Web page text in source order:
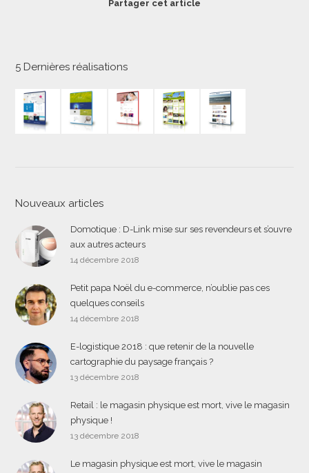
Partager cet article
5 Dernières réalisations
Nouveaux articles
Domotique : D-Link mise sur ses revendeurs et s’ouvre
aux autres acteurs
14 décembre 2018
Petit papa Noël du e-commerce, n’oublie pas ces
quelques conseils
14 décembre 2018
E-logistique 2018 : que retenir de la nouvelle
cartographie du paysage français ?
13 décembre 2018
Retail : le magasin physique est mort, vive le magasin
physique !
13 décembre 2018
Le magasin physique est mort, vive le magasin